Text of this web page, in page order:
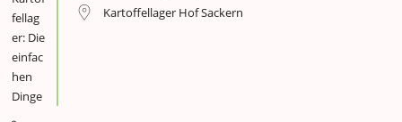
Kartoffellager Hof Sackern